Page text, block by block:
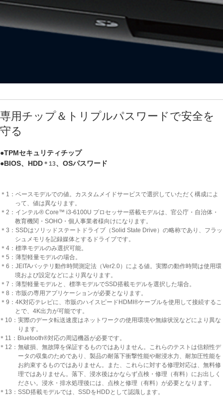
専用チップ＆トリプルパスワードで安全を
守る
●TPMセキュリティチップ
●BIOS、HDD ＊13、OSパスワード
＊1：ベースモデルでの値。カスタムメイドサービスで選択していただく構成によ
って、値は異なります。
＊2：インテル® Core™ i3-6100U プロセッサー搭載モデルは、官公庁・自治体・
教育機関・SOHO・個人事業者様向けになります。
＊3：SSDはソリッドステートドライブ（Solid State Drive）の略称であり、フラッ
シュメモリを記録媒体とするドライブです。
＊4：標準モデルのみ選択可能。
＊5：薄型軽量モデルの場合。
＊6：JEITAバッテリ動作時間測定法（Ver2.0）による値。実際の動作時間は使用環
境および設定などにより異なります。
＊7：薄型軽量モデルと、標準モデルでSSD搭載モデルを選択した場合。
＊8：市販の専用アプリケーションが必要となります。
＊9：4K対応テレビに、市販のハイスピードHDMI®ケーブルを使用して接続するこ
とで、4K出力が可能です。
10：実際のデータ転送速度はネットワークの使用環境や無線状況などにより異な
ります。
11：Bluetooth®対応の周辺機器が必要です。
12：無破損、無故障を保証するものではありません。これらのテストは信頼性デ
ータの収集のためであり、製品の耐落下衝撃性能や耐浸水力、耐加圧性能を
お約束するものではありません。また、これらに対する修理対応は、無料修
理ではありません。落下、浸水後はかならず点検・修理（有料）にお出しく
ださい。浸水・排水処理後には、点検と修理（有料）が必要となります。
13：SSD搭載モデルでは、SSDをHDDとして認識します。